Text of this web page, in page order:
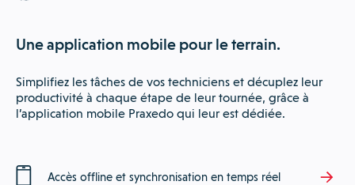
Une application mobile pour le terrain.
Simplifiez les tâches de vos techniciens et décuplez leur
productivité à chaque étape de leur tournée, grâce à
l’application mobile Praxedo qui leur est dédiée.
Accès offline et synchronisation en temps réel